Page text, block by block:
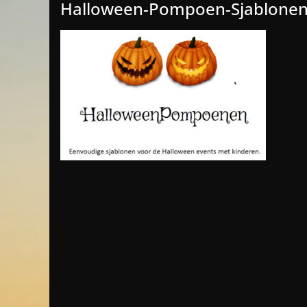
Halloween-Pompoen-